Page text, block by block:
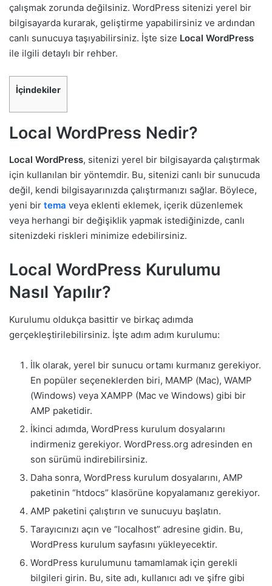
çalışmak zorunda değilsiniz. WordPress sitenizi yerel bir
bilgisayarda kurarak, geliştirme yapabilirsiniz ve ardından
canlı sunucuya taşıyabilirsiniz. İşte size Local WordPress
ile ilgili detaylı bir rehber.
İçindekiler
Local WordPress Nedir?
Local WordPress, sitenizi yerel bir bilgisayarda çalıştırmak
için kullanılan bir yöntemdir. Bu, sitenizi canlı bir sunucuda
değil, kendi bilgisayarınızda çalıştırmanızı sağlar. Böylece,
yeni bir tema veya eklenti eklemek, içerik düzenlemek
veya herhangi bir değişiklik yapmak istediğinizde, canlı
sitenizdeki riskleri minimize edebilirsiniz.
Local WordPress Kurulumu
Nasıl Yapılır?
Kurulumu oldukça basittir ve birkaç adımda
gerçekleştirilebilirsiniz. İşte adım adım kurulumu:
İlk olarak, yerel bir sunucu ortamı kurmanız gerekiyor.
En popüler seçeneklerden biri, MAMP (Mac), WAMP
(Windows) veya XAMPP (Mac ve Windows) gibi bir
AMP paketidir.
İkinci adımda, WordPress kurulum dosyalarını
indirmeniz gerekiyor. WordPress.org adresinden en
son sürümü indirebilirsiniz.
Daha sonra, WordPress kurulum dosyalarını, AMP
paketinin “htdocs” klasörüne kopyalamanız gerekiyor.
AMP paketini çalıştırın ve sunucuyu başlatın.
Tarayıcınızı açın ve “localhost” adresine gidin. Bu,
WordPress kurulum sayfasını yükleyecektir.
WordPress kurulumunu tamamlamak için gerekli
bilgileri girin. Bu, site adı, kullanıcı adı ve şifre gibi